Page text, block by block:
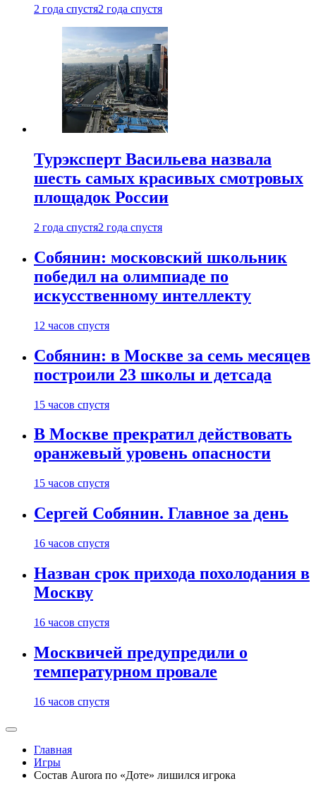
2 года спустя2 года спустя
Турэксперт Васильева назвала
шесть самых красивых смотровых
площадок России
2 года спустя2 года спустя
Собянин: московский школьник
победил на олимпиаде по
искусственному интеллекту
12 часов спустя
Собянин: в Москве за семь месяцев
построили 23 школы и детсада
15 часов спустя
В Москве прекратил действовать
оранжевый уровень опасности
15 часов спустя
Сергей Собянин. Главное за день
16 часов спустя
Назван срок прихода похолодания в
Москву
16 часов спустя
Москвичей предупредили о
температурном провале
16 часов спустя
Главная
Игры
Состав Aurora по «Доте» лишился игрока